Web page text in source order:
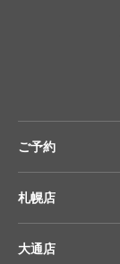
ご予約
札幌店
大通店